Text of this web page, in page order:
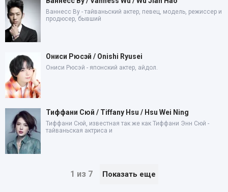
Ваннесс Ву - тайваньский актер, певец, модель, режиссер и
продюсер, бывший
Ониси Рюсэй / Onishi Ryusei
Ониси Рюсэй - японский актер, айдол.
Тиффани Сюй / Tiffany Hsu / Hsu Wei Ning
Тиффани Сюй, известная так же как Тиффани Энн Сюй -
тайваньская актриса и
1 из 7 Показать еще